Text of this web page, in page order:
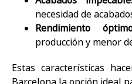
necesidad de
Rendimiento
producción y menor
Estas características